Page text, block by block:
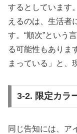
するとしています
えるのは、生活者
す。“順次”という
る可能性もありま
まっている」と、
3-2. 限定カラ
同じ告知には、ア